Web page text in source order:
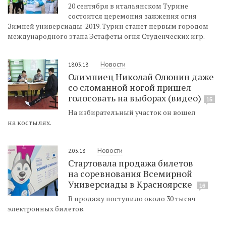
20 сентября в итальянском Турине
состоится церемония зажжения огня
Зимней универсиады-2019. Турин станет первым городом
международного этапа Эстафеты огня Студенческих игр.
18.03.18 Новости
Олимпиец Николай Олюнин даже
со сломанной ногой пришел
голосовать на выборах (видео)
15
На избирательный участок он вошел
на костылях.
2.03.18 Новости
Стартовала продажа билетов
на соревнования Всемирной
Универсиады в Красноярске
16
В продажу поступило около 30 тысяч
электронных билетов.